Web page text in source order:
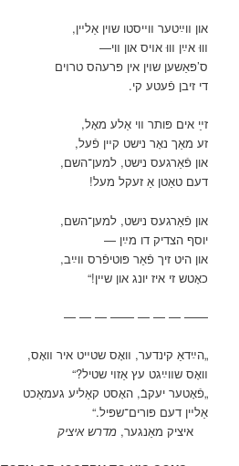
און װײַטער װײסטו שױן אַלײן,
װוּ אײַן װוּ אױס און װי—
ס’פּאַשען שױן אין פּרעהס טרױם
די זיבן פֿעטע קי.
זײַ אים פּותר װי אַלע מאָל,
זע מאַך נאָר נישט קײן פֿעל,
און פֿאַרגעס נישט, למען־השם,
דעם טאַטן אַ זעקל מעל!
און פֿאַרגעס נישט, למען־השם,
יוסף הצדיק דו מײַן —
און היט זיך פֿאַר פּוטיפֿרס װײַב,
כאָטש זי איז יונג און שײן!“
—— — — — —— — — —
„הײַדאַ קינדער, װאָס שטײט איר װאָס,
װאָס שװײַגט עץ אַזױ שטיל?“
„פֿאָטער יעקבֿ, האָסט קאַליע געמאַכט
אַלײן דעם פּורים־שפּיל.“
איציק מאַנגער, מדרש איציק